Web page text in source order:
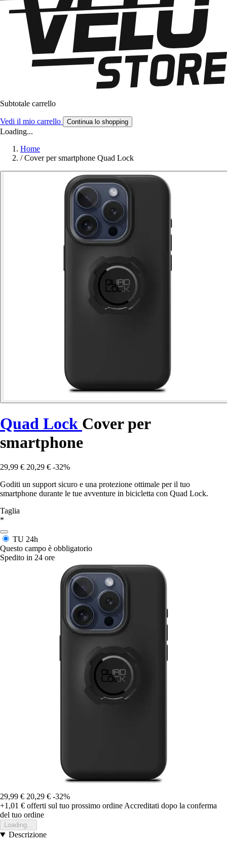
Subtotale carrello
Vedi il mio carrello Continua lo shopping
Loading...
Home
/ Cover per smartphone Quad Lock
Quad Lock Cover per
smartphone
29,99 € 20,29 € -32%
Goditi un support sicuro e una protezione ottimale per il tuo
smartphone durante le tue avventure in bicicletta con Quad Lock.
Taglia
*
TU 24h
Questo campo è obbligatorio
Spedito in 24 ore
29,99 € 20,29 € -32%
+1,01 € offerti sul tuo prossimo ordine Accreditati dopo la conferma
del tuo ordine
Loading...
Descrizione